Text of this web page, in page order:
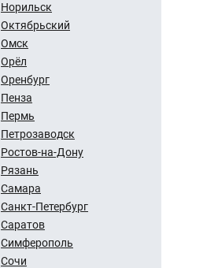
Норильск
Октябрьский
Омск
Орёл
Оренбург
Пенза
Пермь
Петрозаводск
Ростов-на-Дону
Рязань
Самара
Санкт-Петербург
Саратов
Симферополь
Сочи